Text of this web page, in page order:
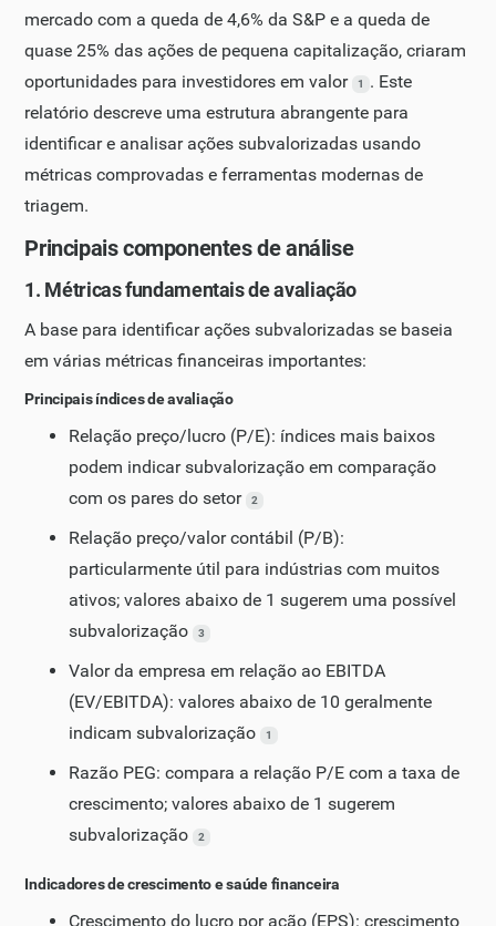
mercado com a queda de 4,6% da S&P e a queda de
quase 25% das ações de pequena capitalização, criaram
oportunidades para investidores em valor
1
. Este
relatório descreve uma estrutura abrangente para
identificar e analisar ações subvalorizadas usando
métricas comprovadas e ferramentas modernas de
triagem.
Principais componentes de análise
1. Métricas fundamentais de avaliação
A base para identificar ações subvalorizadas se baseia
em várias métricas financeiras importantes:
Principais índices de avaliação
Relação preço/lucro (P/E): índices mais baixos
podem indicar subvalorização em comparação
com os pares do setor
2
Relação preço/valor contábil (P/B):
particularmente útil para indústrias com muitos
ativos; valores abaixo de 1 sugerem uma possível
subvalorização
3
Valor da empresa em relação ao EBITDA
(EV/EBITDA): valores abaixo de 10 geralmente
indicam subvalorização
1
Razão PEG: compara a relação P/E com a taxa de
crescimento; valores abaixo de 1 sugerem
subvalorização
2
Indicadores de crescimento e saúde financeira
Crescimento do lucro por ação (EPS): crescimento